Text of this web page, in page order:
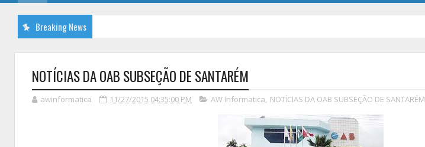
Breaking News
NOTÍCIAS DA OAB SUBSEÇÃO DE SANTARÉM
awinformatica 11/27/2015 04:35:00 PM AW Informatica, NOTÍCIAS DA OAB SUBSEÇÃO DE SANTARÉM